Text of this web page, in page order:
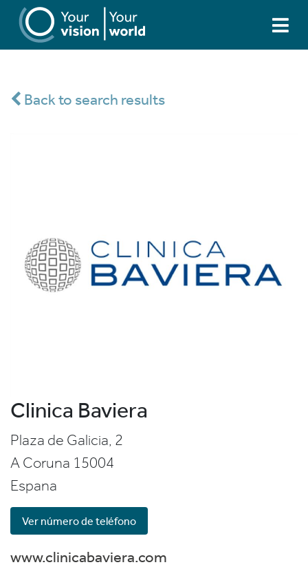
Back to search results
Clinica Baviera
Plaza de Galicia, 2
A Coruna 15004
Espana
Ver número de teléfono
www.clinicabaviera.com